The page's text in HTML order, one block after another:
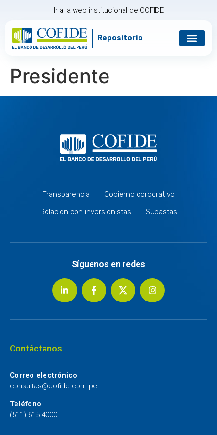
Ir a la web institucional de COFIDE
Repositorio
Presidente
Transparencia
Gobierno corporativo
Relación con inversionistas
Subastas
Síguenos en redes
Contáctanos
Correo electrónico
consultas@cofide.com.pe
Teléfono
(511) 615-4000